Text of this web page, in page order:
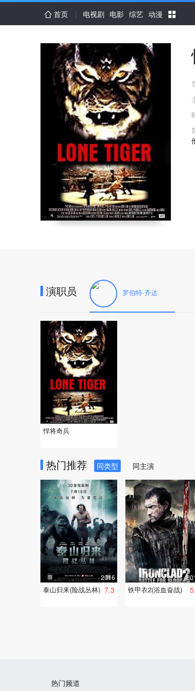
首页 电视剧 电影 综艺 动漫
演职员 罗伯特·齐达
悍将奇兵
热门推荐 同类型 同主演
2016
泰山归来(险战丛林) 7.3 铁甲衣2(浴血奋战)
热门频道